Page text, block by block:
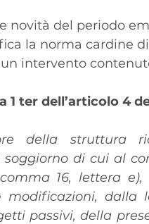
novità del periodo
la norma cardine
intervento
1 ter dell’articolo 4
della struttura
soggiorno di cui al
comma 16, lettera
modificazioni, dalla
passivi, della